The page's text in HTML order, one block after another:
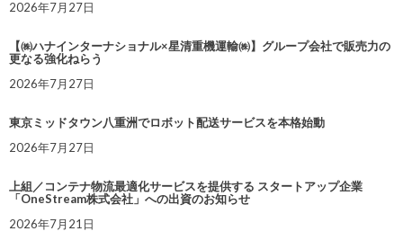
2026年7月27日
【㈱ハナインターナショナル×星清重機運輸㈱】グループ会社で販売力の
更なる強化ねらう
2026年7月27日
東京ミッドタウン八重洲でロボット配送サービスを本格始動
2026年7月27日
上組／コンテナ物流最適化サービスを提供する スタートアップ企業
「OneStream株式会社」への出資のお知らせ
2026年7月21日